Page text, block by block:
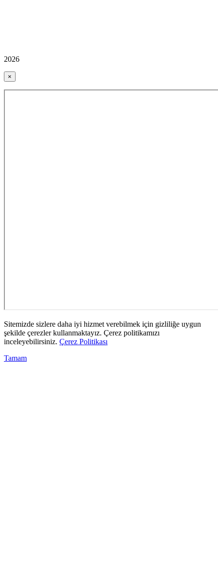
2026
×
Sitemizde sizlere daha iyi hizmet verebilmek için gizliliğe uygun
şekilde çerezler kullanmaktayız. Çerez politikamızı
inceleyebilirsiniz. Çerez Politikası
Tamam